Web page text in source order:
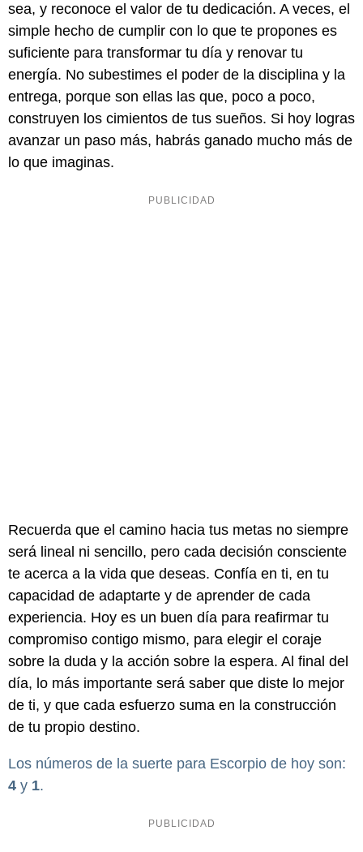
sea, y reconoce el valor de tu dedicación. A veces, el
simple hecho de cumplir con lo que te propones es
suficiente para transformar tu día y renovar tu
energía. No subestimes el poder de la disciplina y la
entrega, porque son ellas las que, poco a poco,
construyen los cimientos de tus sueños. Si hoy logras
avanzar un paso más, habrás ganado mucho más de
lo que imaginas.
Recuerda que el camino hacia tus metas no siempre
será lineal ni sencillo, pero cada decisión consciente
te acerca a la vida que deseas. Confía en ti, en tu
capacidad de adaptarte y de aprender de cada
experiencia. Hoy es un buen día para reafirmar tu
compromiso contigo mismo, para elegir el coraje
sobre la duda y la acción sobre la espera. Al final del
día, lo más importante será saber que diste lo mejor
de ti, y que cada esfuerzo suma en la construcción
de tu propio destino.
Los números de la suerte para Escorpio de hoy son:
4 y 1.